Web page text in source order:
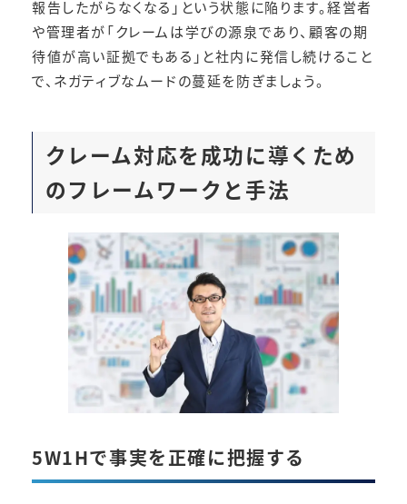
報告したがらなくなる」という状態に陥ります。経営者
や管理者が「クレームは学びの源泉であり、顧客の期
待値が高い証拠でもある」と社内に発信し続けること
で、ネガティブなムードの蔓延を防ぎましょう。
クレーム対応を成功に導くため
のフレームワークと手法
5W1Hで事実を正確に把握する